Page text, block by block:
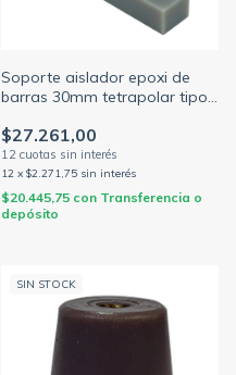
Soporte aislador epoxi de
barras 30mm tetrapolar tipo
(PAMPACO)
$27.261,00
12 x $2.271,75 sin interés
$20.445,75 con Transferencia o
depósito
SIN STOCK